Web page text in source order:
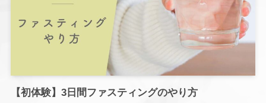
【初体験】3日間ファスティングのやり方